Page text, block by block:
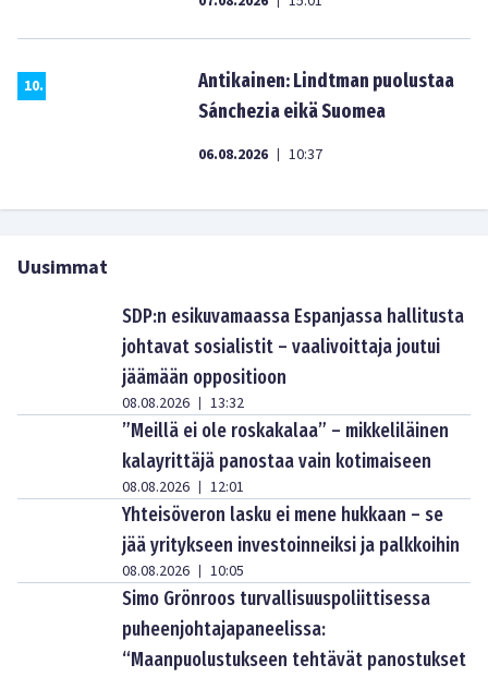
10.
Antikainen: Lindtman puolustaa
Sánchezia eikä Suomea
06.08.2026 | 10:37
Uusimmat
SDP:n esikuvamaassa Espanjassa hallitusta
johtavat sosialistit – vaalivoittaja joutui
jäämään oppositioon
08.08.2026 | 13:32
”Meillä ei ole roskakalaa” – mikkeliläinen
kalayrittäjä panostaa vain kotimaiseen
08.08.2026 | 12:01
Yhteisöveron lasku ei mene hukkaan – se
jää yritykseen investoinneiksi ja palkkoihin
08.08.2026 | 10:05
Simo Grönroos turvallisuuspoliittisessa
puheenjohtajapaneelissa:
“Maanpuolustukseen tehtävät panostukset